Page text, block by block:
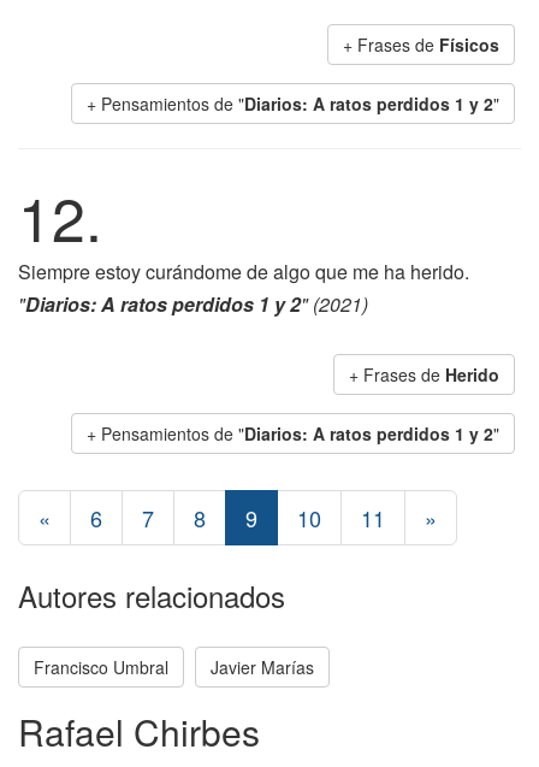
+ Frases de Físicos
+ Pensamientos de "Diarios: A ratos perdidos 1 y 2"
12.
Siempre estoy curándome de algo que me ha herido.
"Diarios: A ratos perdidos 1 y 2" (2021)
+ Frases de Herido
+ Pensamientos de "Diarios: A ratos perdidos 1 y 2"
« 6 7 8 9 10 11 »
Autores relacionados
Francisco Umbral Javier Marías
Rafael Chirbes